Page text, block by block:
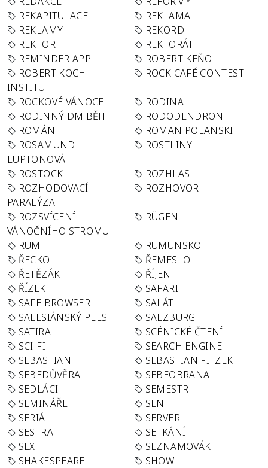
REKAPITULACE
REKLAMA
REKLAMY
REKORD
REKTOR
REKTORÁT
REMINDER APP
ROBERT KEŇO
ROBERT-KOCH
INSTITUT
ROCK CAFÉ CONTEST
ROCKOVÉ VÁNOCE
RODINA
RODINNÝ DM BĚH
RODODENDRON
ROMÁN
ROMAN POLANSKI
ROSAMUND
LUPTONOVÁ
ROSTLINY
ROSTOCK
ROZHLAS
ROZHODOVACÍ
PARALÝZA
ROZHOVOR
ROZSVÍCENÍ
VÁNOČNÍHO STROMU
RÜGEN
RUM
RUMUNSKO
ŘECKO
ŘEMESLO
ŘETĚZÁK
ŘÍJEN
ŘÍZEK
SAFARI
SAFE BROWSER
SALÁT
SALESIÁNSKÝ PLES
SALZBURG
SATIRA
SCÉNICKÉ ČTENÍ
SCI-FI
SEARCH ENGINE
SEBASTIAN
SEBASTIAN FITZEK
SEBEDŮVĚRA
SEBEOBRANA
SEDLÁCI
SEMESTR
SEMINÁŘE
SEN
SERIÁL
SERVER
SESTRA
SETKÁNÍ
SEX
SEZNAMOVÁK
SHAKESPEARE
SHOW